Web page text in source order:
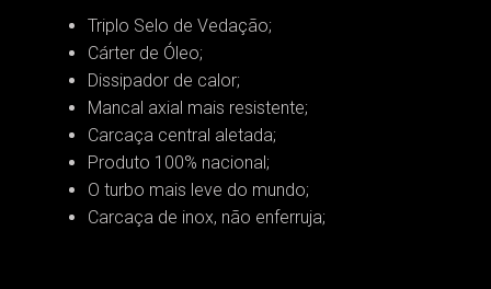
Triplo Selo de Vedação;
Cárter de Óleo;
Dissipador de calor;
Mancal axial mais resistente;
Carcaça central aletada;
Produto 100% nacional;
O turbo mais leve do mundo;
Carcaça de inox, não enferruja;